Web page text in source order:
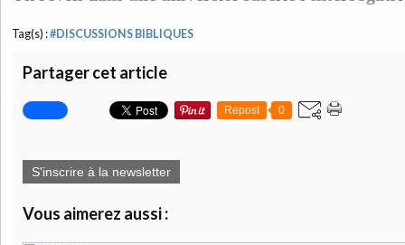
Tag(s) :#DISCUSSIONS BIBLIQUES
Partager cet article
Repost 0
S'inscrire à la newsletter
Vous aimerez aussi :